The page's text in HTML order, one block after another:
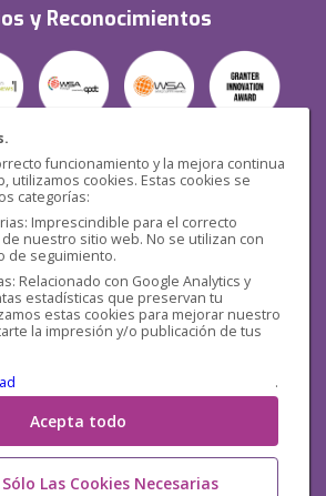
funcionamiento y la mejora continua
utilizamos cookies. Estas cookies se
categorías:
Imprescindible para el correcto
nuestro sitio web. No se utilizan con
de seguimiento.
Relacionado con Google Analytics y
estadísticas que preservan tu
estas cookies para mejorar nuestro
la impresión y/o publicación de tus
.
Acepta todo
Las Cookies Necesarias
y Reconocimientos
Seguridad
Redes sociales